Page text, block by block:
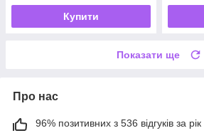
Купити
Показати ще
Про нас
96% позитивних з 536 відгуків за рік